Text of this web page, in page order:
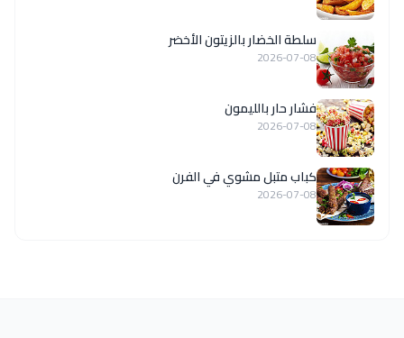
سلطة الخضار بالزيتون الأخضر
2026-07-08
فشار حار بالليمون
2026-07-08
كباب متبل مشوي في الفرن
2026-07-08